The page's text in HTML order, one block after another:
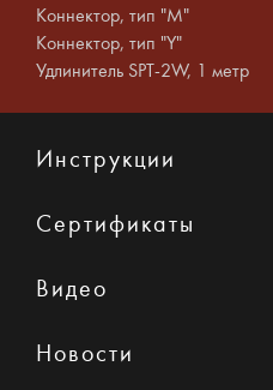
Коннектор, тип "M"
Коннектор, тип "Y"
Удлинитель SPT-2W, 1 метр
Инструкции
Сертификаты
Видео
Новости